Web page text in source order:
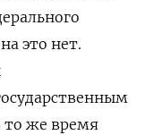
это нет.
то же время